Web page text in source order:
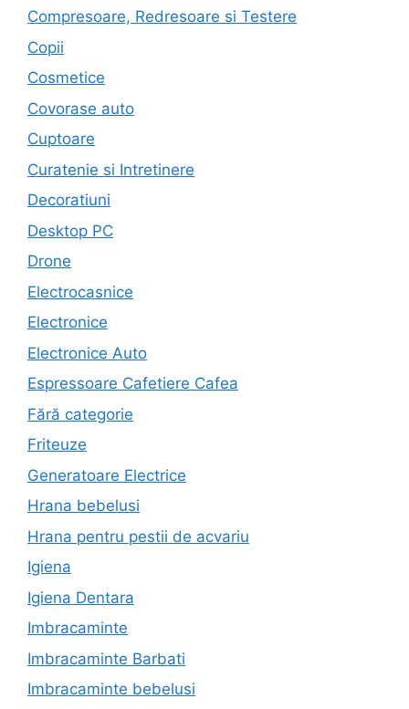
Compresoare, Redresoare si Testere
Copii
Cosmetice
Covorase auto
Cuptoare
Curatenie si Intretinere
Decoratiuni
Desktop PC
Drone
Electrocasnice
Electronice
Electronice Auto
Espressoare Cafetiere Cafea
Fără categorie
Friteuze
Generatoare Electrice
Hrana bebelusi
Hrana pentru pestii de acvariu
Igiena
Igiena Dentara
Imbracaminte
Imbracaminte Barbati
Imbracaminte bebelusi